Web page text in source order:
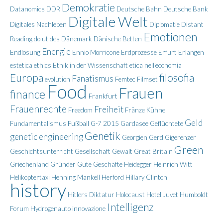
Datanomics DDR Demokratie Deutsche Bahn Deutsche Bank
Digitales Nachleben Digitale Welt Diplomatie Distant
Readingdo ut des Dänemark Dänische Betten Emotionen
Endlösung Energie Ennio Morricone Erdprozesse Erfurt Erlangen
estetica ethics Ethik in der Wissenschaft etica nell'economia
Europa evolution Fanatismus Femtec Filmset filosofia
finance Food Frankfurt Frauen
Frauenrechte Freedom Freiheit Fränze Kühne
Fundamentalismus Fußball G-7 2015 Gardasee Geflüchtete Geld
genetic engineeringGenetik Georgien Gerd Gigerenzer
Geschichtsunterricht Gesellschaft Gewalt Great Britain Green
Griechenland Gründer Gute Geschäfte Heidegger Heinrich Witt
Helikoptertaxi Henning Mankell Herford Hillary Clinton
history Hitlers Diktatur Holocaust Hotel Juvet Humboldt
Forum Hydrogenauto innovazione Intelligenz